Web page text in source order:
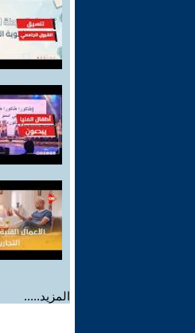
المزيد.....